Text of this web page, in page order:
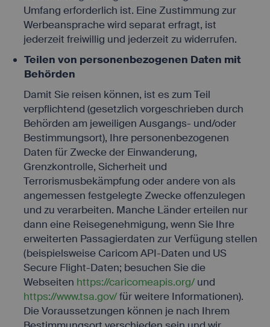
Umfang erforderlich ist. Eine Zustimmung zur
Werbeansprache wird separat erfragt, ist
jederzeit freiwillig und jederzeit zu widerrufen.
Teilen von personenbezogenen Daten mit
Behörden
Damit Sie reisen können, ist es zum Teil
verpflichtend (gesetzlich vorgeschrieben durch
Behörden am jeweiligen Ausgangs- und/oder
Bestimmungsort), Ihre personenbezogenen
Daten für Zwecke der Einwanderung,
Grenzkontrolle, Sicherheit und
Terrorismusbekämpfung oder andere von als
angemessen festgelegte Zwecke offenzulegen
und zu verarbeiten. Manche Länder erteilen nur
dann eine Reisegenehmigung, wenn Sie Ihre
erweiterten Passagierdaten zur Verfügung stellen
(beispielsweise Caricom API-Daten und US
Secure Flight-Daten; besuchen Sie die
Webseiten https://caricomeapis.org/und
https://www.tsa.gov/für weitere Informationen).
Die Voraussetzungen können je nach Ihrem